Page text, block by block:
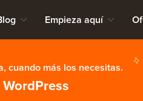
Empieza aquí
cuando más los necesitas.